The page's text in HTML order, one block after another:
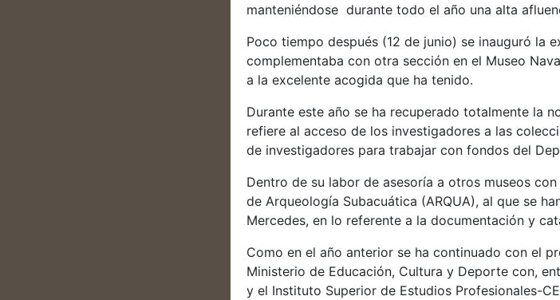
manteniéndose durante todo el año una alta
Poco tiempo después (12 de junio) se inauguró la
complementaba con otra sección en el Museo
a la excelente acogida que ha tenido.
Durante este año se ha recuperado totalmente la
refiere al acceso de los investigadores a las
de investigadores para trabajar con fondos del
Dentro de su labor de asesoría a otros museos
de Arqueología Subacuática (ARQUA), al que se
Mercedes, en lo referente a la documentación y
Como en el año anterior se ha continuado con el
Ministerio de Educación, Cultura y Deporte con,
y el Instituto Superior de Estudios Profesionales-